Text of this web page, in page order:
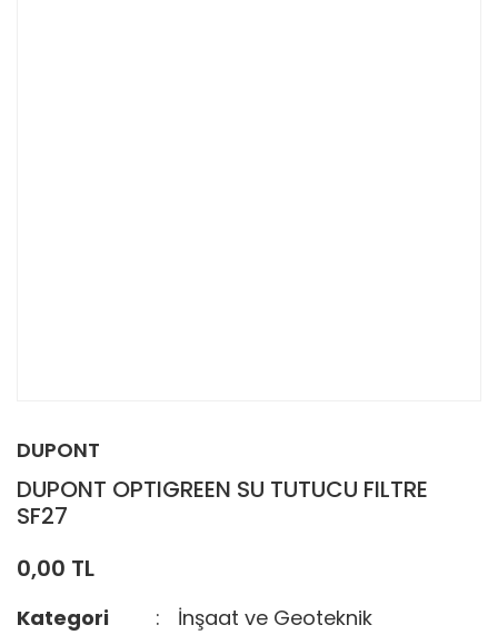
DUPONT
DUPONT OPTIGREEN SU TUTUCU FILTRE
SF27
0,00 TL
Kategori
İnşaat ve Geoteknik